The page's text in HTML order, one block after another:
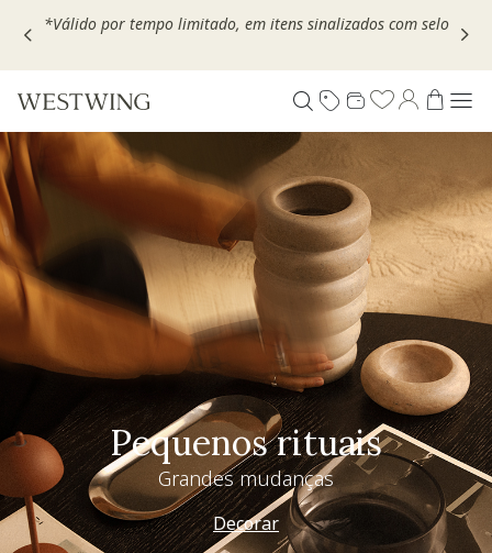
Escolha seu VOUCHER e ganhe até 30% OFF*: useMOVEL30,
Pequenos rituais
Grandes mudanças
Decorar